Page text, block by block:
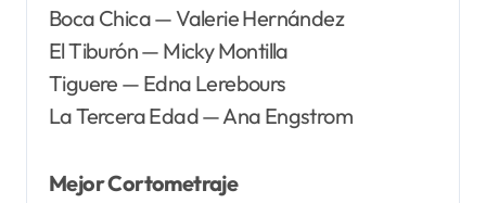
Boca Chica — Valerie Hernández
El Tiburón — Micky Montilla
Tiguere — Edna Lerebours
La Tercera Edad — Ana Engstrom
Mejor Cortometraje